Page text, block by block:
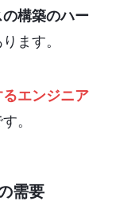
構築のハー
ます。
エンジニア
。
需要